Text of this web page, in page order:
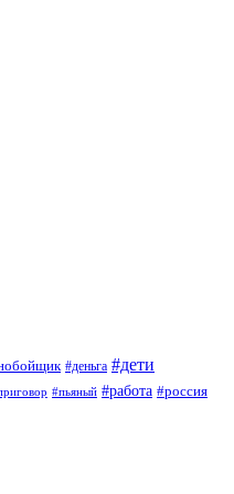
#деньга #дети
#пьяный #работа #россия